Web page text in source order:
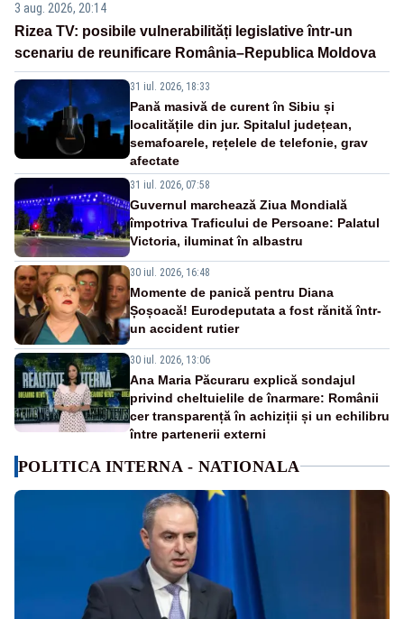
3 aug. 2026, 20:14
Rizea TV: posibile vulnerabilități legislative într-un
scenariu de reunificare România–Republica Moldova
31 iul. 2026, 18:33
Pană masivă de curent în Sibiu și
localitățile din jur. Spitalul județean,
semafoarele, rețelele de telefonie, grav
afectate
31 iul. 2026, 07:58
Guvernul marchează Ziua Mondială
împotriva Traficului de Persoane: Palatul
Victoria, iluminat în albastru
30 iul. 2026, 16:48
Momente de panică pentru Diana
Șoșoacă! Eurodeputata a fost rănită într-
un accident rutier
30 iul. 2026, 13:06
Ana Maria Păcuraru explică sondajul
privind cheltuielile de înarmare: Românii
cer transparență în achiziții și un echilibru
între partenerii externi
POLITICA INTERNA - NATIONALA